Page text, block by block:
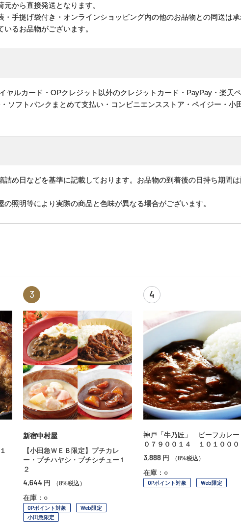
から直接発送となります。
手提げ袋付き・オンラインショッピング内の他のお品物との同送は承
るお品物がございます。
ヤルカード・OPクレジット以外のクレジットカード・PayPay・楽天
ソフトバンクまとめて支払い・コンビニエンスストア・ペイジー・小
め日などを基準に記載しております。お品物の到着後の日持ち期間
照明等により実際の商品と色味が異なる場合がございます。
3
新宿中村屋
【小田急ＷＥＢ限定】プチカレ
ー・プチハヤシ・プチシチュー１
２
4,644 円 （8%税込）
在庫：○
OPポイント対象
Web限定
小田急限定
4
神戸「牛乃匠」 ビーフカレ
０７９００１４ １０１０００
3,888 円 （8%税込）
在庫：○
OPポイント対象 Web限定